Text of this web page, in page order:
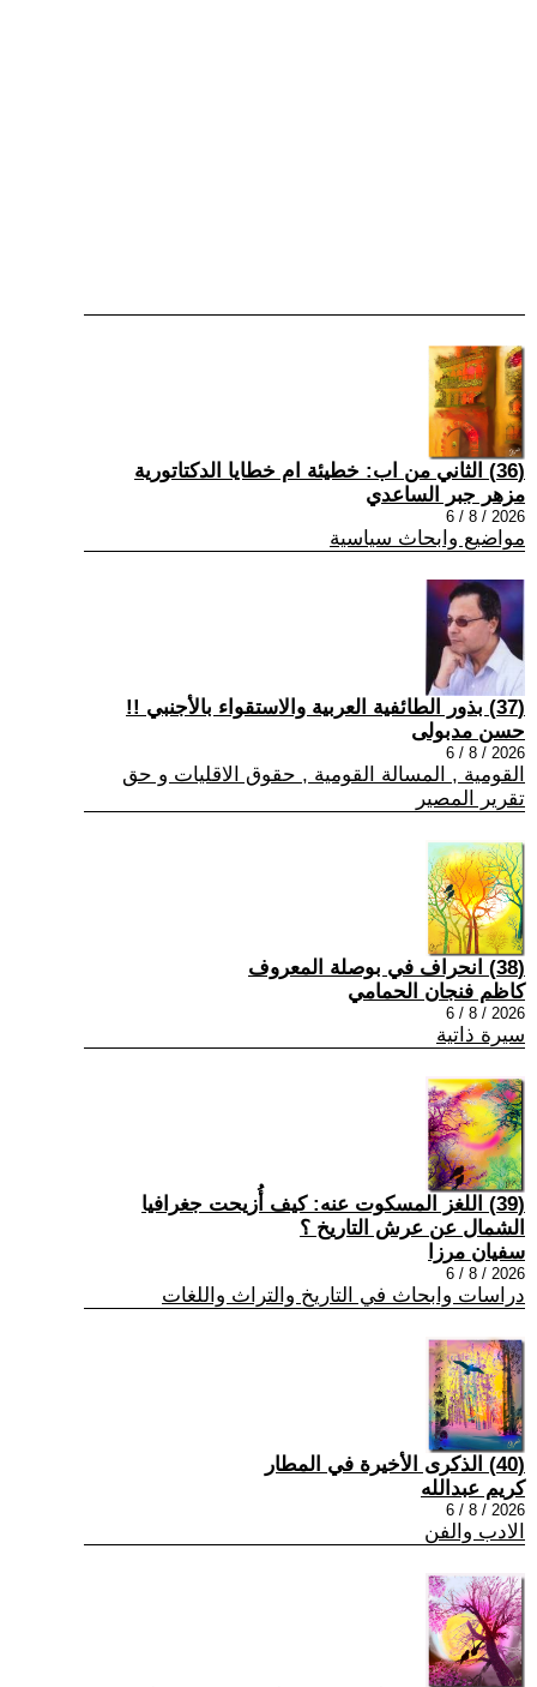
(36) الثاني من اب: خطيئة ام خطايا الدكتاتورية
مزهر جبر الساعدي
2026 / 8 / 6
مواضيع وابحاث سياسية
(37) بذور الطائفية العربية والاستقواء بالأجنبي !!
حسن مدبولى
2026 / 8 / 6
القومية , المسالة القومية , حقوق الاقليات و حق
تقرير المصير
(38) انحراف في بوصلة المعروف
كاظم فنجان الحمامي
2026 / 8 / 6
سيرة ذاتية
(39) اللغز المسكوت عنه: كيف أُزيحت جغرافيا
الشمال عن عرش التاريخ ؟
سفيان مرزا
2026 / 8 / 6
دراسات وابحاث في التاريخ والتراث واللغات
(40) الذكرى الأخيرة في المطار
كريم عبدالله
2026 / 8 / 6
الادب والفن